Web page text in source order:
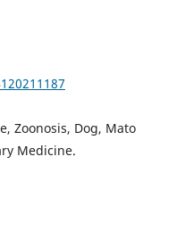
Zoonosis, Dog, Mato
Medicine.